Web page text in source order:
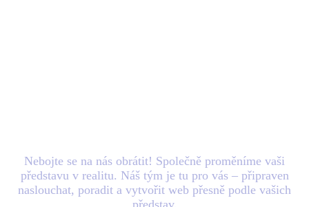
Nebojte se na nás obrátit! Společně proměníme vaši
představu v realitu. Náš tým je tu pro vás – připraven
naslouchat, poradit a vytvořit web přesně podle vašich